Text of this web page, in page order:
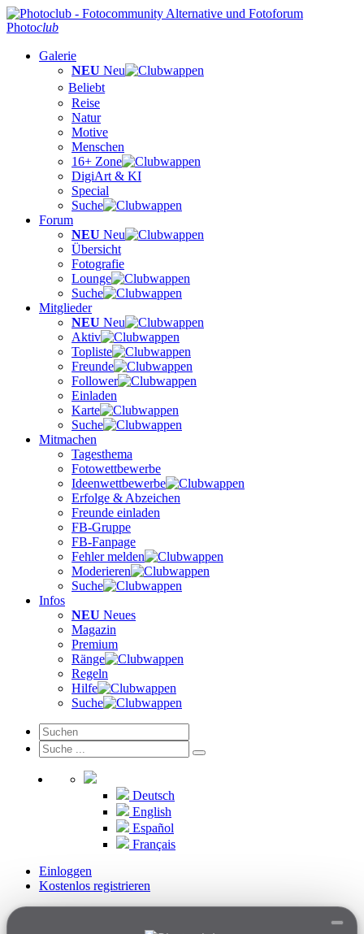
Photoclub
Galerie
NEU Neu
Beliebt
Reise
Natur
Motive
Menschen
16+ Zone
DigiArt & KI
Special
Suche
Forum
NEU Neu
Übersicht
Fotografie
Lounge
Suche
Mitglieder
NEU Neu
Aktiv
Topliste
Freunde
Follower
Einladen
Karte
Suche
Mitmachen
Tagesthema
Fotowettbewerbe
Ideenwettbewerbe
Erfolge & Abzeichen
Freunde einladen
FB-Gruppe
FB-Fanpage
Fehler melden
Moderieren
Suche
Infos
NEU Neues
Magazin
Premium
Ränge
Regeln
Hilfe
Suche
Deutsch
English
Español
Français
Einloggen
Kostenlos registrieren